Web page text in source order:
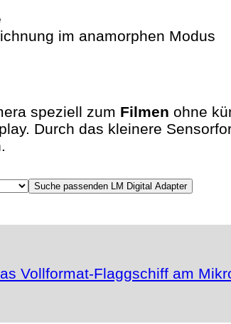
im anamorphen Modus
speziell zum Filmen ohne
Durch das kleinere
Vollformat-Flaggschiff am